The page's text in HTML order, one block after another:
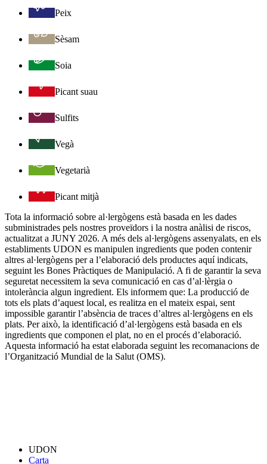
Peix
Sèsam
Soia
Picant suau
Sulfits
Vegà
Vegetarià
Picant mitjà
Tota la informació sobre al·lergògens està basada en les dades
subministrades pels nostres proveïdors i la nostra anàlisi de riscos,
actualitzat a JUNY 2026. A més dels al·lergògens assenyalats, en els
establiments UDON es manipulen ingredients que poden contenir
altres al·lergògens per a l’elaboració dels productes aquí indicats,
seguint les Bones Pràctiques de Manipulació. A fi de garantir la seva
seguretat necessitem la seva comunicació en cas d’al·lèrgia o
intolerància algun ingredient. Els informem que: La producció de
tots els plats d’aquest local, es realitza en el mateix espai, sent
impossible garantir l’absència de traces d’altres al·lergògens en els
plats. Per això, la identificació d’al·lergògens està basada en els
ingredients que componen el plat, no en el procés d’elaboració.
Aquesta informació ha estat elaborada seguint les recomanacions de
l’Organització Mundial de la Salut (OMS).
UDON
Carta